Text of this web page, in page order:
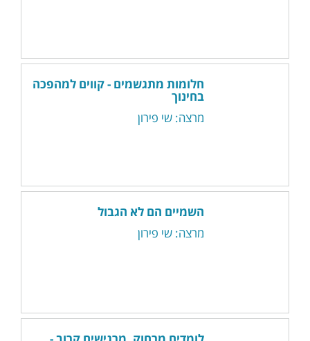
חלומות מתגשמים - קווים למהפכה
בחינוך
מרצה: שי פירון
השמיים הם לא הגבול
מרצה: שי פירון